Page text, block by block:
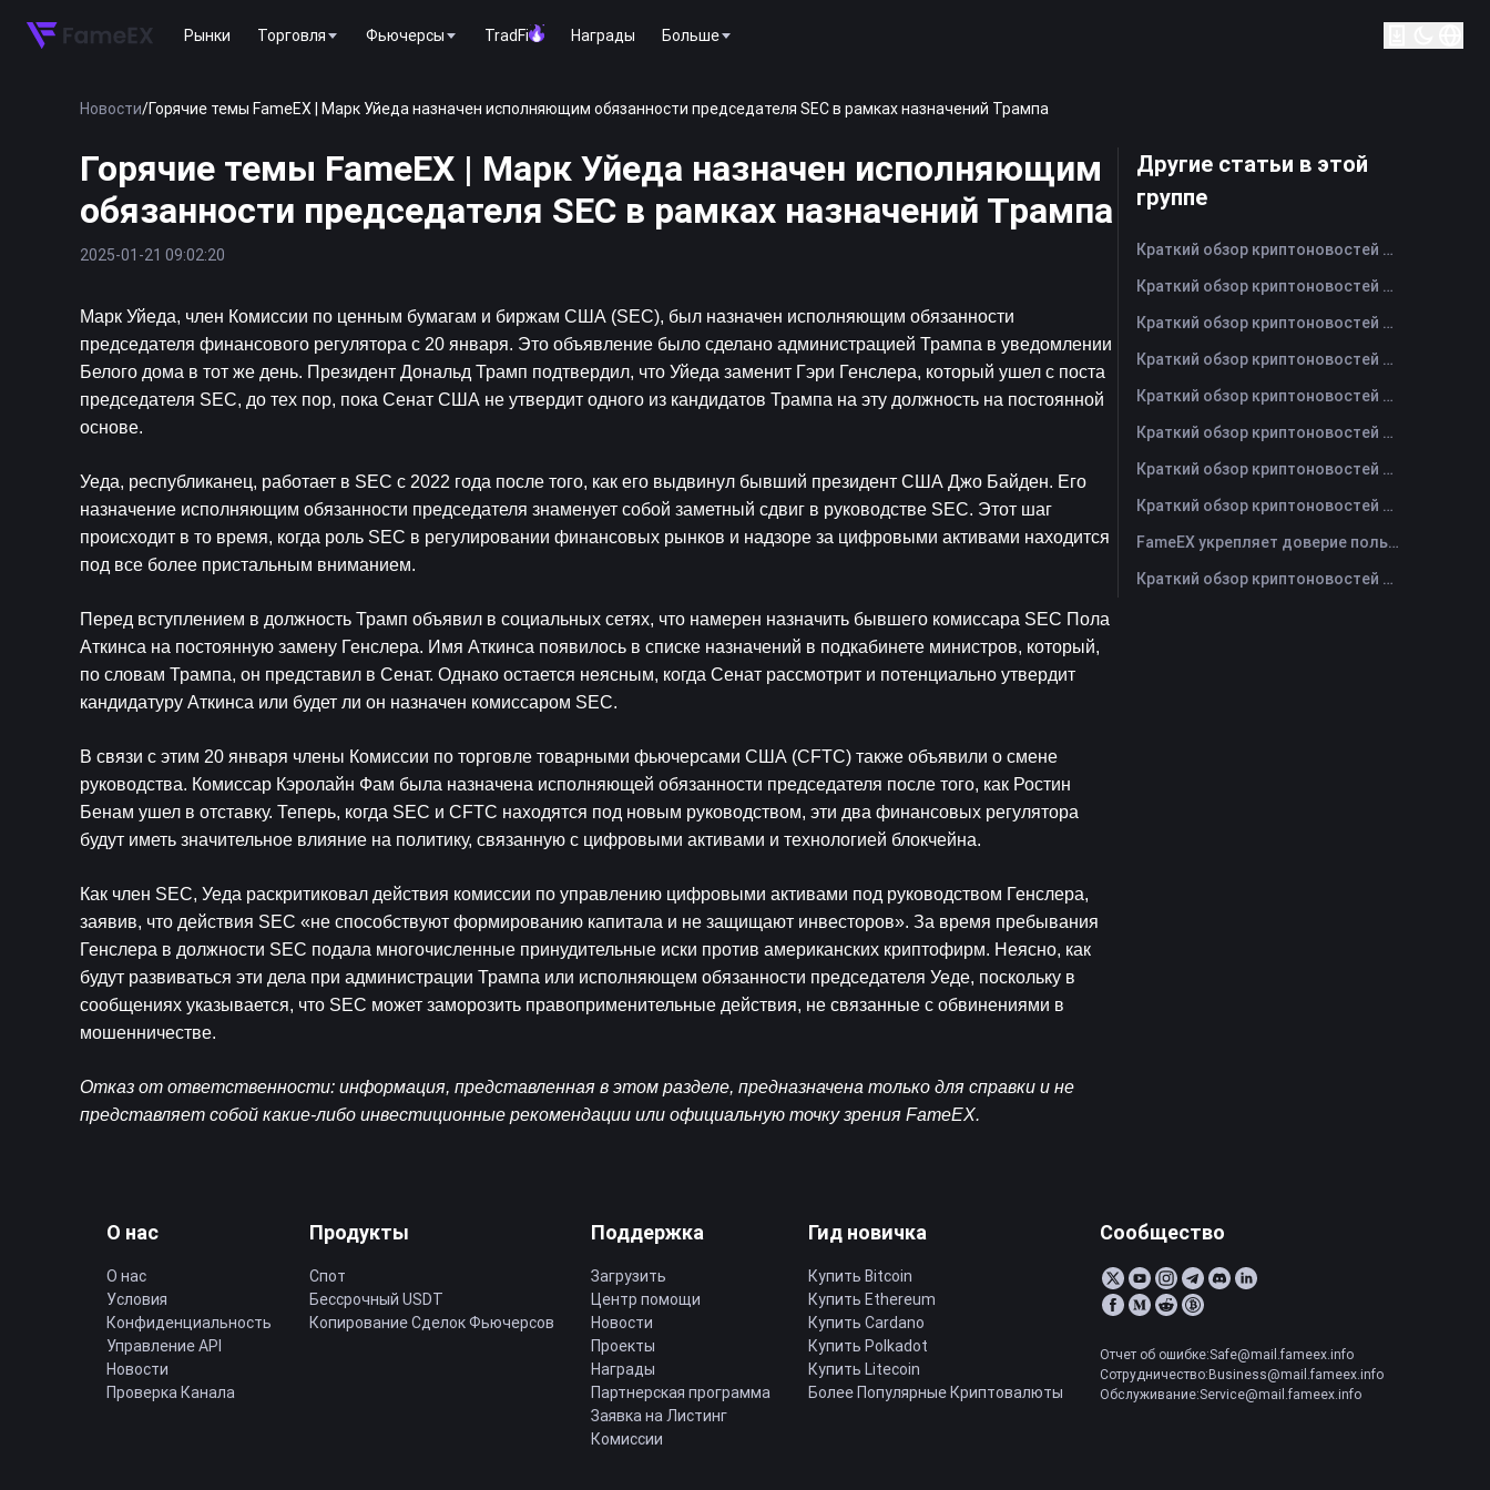
Рынки Торговля Фьючерсы TradFi Награды Больше
Новости/Горячие темы FameEX | Марк Уйеда назначен исполняющим обязанности председателя SEC в рамках назначений Трампа
Горячие темы FameEX | Марк Уйеда назначен исполняющим
обязанности председателя SEC в рамках назначений Трампа
2025-01-21 09:02:20
Марк Уйеда, член Комиссии по ценным бумагам и биржам США (SEC), был назначен исполняющим обязанности
председателя финансового регулятора с 20 января. Это объявление было сделано администрацией Трампа в уведомлении
Белого дома в тот же день. Президент Дональд Трамп подтвердил, что Уйеда заменит Гэри Генслера, который ушел с поста
председателя SEC, до тех пор, пока Сенат США не утвердит одного из кандидатов Трампа на эту должность на постоянной
основе.
Уеда, республиканец, работает в SEC с 2022 года после того, как его выдвинул бывший президент США Джо Байден. Его
назначение исполняющим обязанности председателя знаменует собой заметный сдвиг в руководстве SEC. Этот шаг
происходит в то время, когда роль SEC в регулировании финансовых рынков и надзоре за цифровыми активами находится
под все более пристальным вниманием.
Перед вступлением в должность Трамп объявил в социальных сетях, что намерен назначить бывшего комиссара SEC Пола
Аткинса на постоянную замену Генслера. Имя Аткинса появилось в списке назначений в подкабинете министров, который,
по словам Трампа, он представил в Сенат. Однако остается неясным, когда Сенат рассмотрит и потенциально утвердит
кандидатуру Аткинса или будет ли он назначен комиссаром SEC.
В связи с этим 20 января члены Комиссии по торговле товарными фьючерсами США (CFTC) также объявили о смене
руководства. Комиссар Кэролайн Фам была назначена исполняющей обязанности председателя после того, как Ростин
Бенам ушел в отставку. Теперь, когда SEC и CFTC находятся под новым руководством, эти два финансовых регулятора
будут иметь значительное влияние на политику, связанную с цифровыми активами и технологией блокчейна.
Как член SEC, Уеда раскритиковал действия комиссии по управлению цифровыми активами под руководством Генслера,
заявив, что действия SEC «не способствуют формированию капитала и не защищают инвесторов». За время пребывания
Генслера в должности SEC подала многочисленные принудительные иски против американских криптофирм. Неясно, как
будут развиваться эти дела при администрации Трампа или исполняющем обязанности председателя Уеде, поскольку в
сообщениях указывается, что SEC может заморозить правоприменительные действия, не связанные с обвинениями в
мошенничестве.
Отказ от ответственности: информация, представленная в этом разделе, предназначена только для справки и не
представляет собой какие-либо инвестиционные рекомендации или официальную точку зрения FameEX.
Другие статьи в этой
группе
Краткий обзор криптоновостей FameEX за сегодня | 7 августа 2026 г
Краткий обзор криптоновостей FameEX за сегодня | 6 августа 2026 г
Краткий обзор криптоновостей FameEX за сегодня | 5 августа 2026 г
Краткий обзор криптоновостей FameEX за сегодня | 4 августа 2026 г
Краткий обзор криптоновостей FameEX за сегодня | 3 августа 2026 г
Краткий обзор криптоновостей FameEX за сегодня | 31 июля 2026 г
Краткий обзор криптоновостей FameEX за сегодня | 30 июля 2026 г
Краткий обзор криптоновостей FameEX за сегодня | 29 июля 2026 г
FameEX укрепляет доверие пользователей благодаря восьми годам стабильной работы и глобальному росту
Краткий обзор криптоновостей FameEX за сегодня | 28 июля 2026 г
О нас
О нас
Условия
Конфиденциальность
Управление API
Новости
Проверка Канала
Продукты
Спот
Бессрочный USDT
Копирование Cделок Фьючерсов
Поддержка
Загрузить
Центр помощи
Новости
Проекты
Награды
Партнерская программа
Заявка на Листинг
Комиссии
Гид новичка
Купить Bitcoin
Купить Ethereum
Купить Cardano
Купить Polkadot
Купить Litecoin
Более Популярные Криптовалюты
Сообщество
Отчет об ошибке:Safe@mail.fameex.info
Сотрудничество:Business@mail.fameex.info
Обслуживание:Service@mail.fameex.info